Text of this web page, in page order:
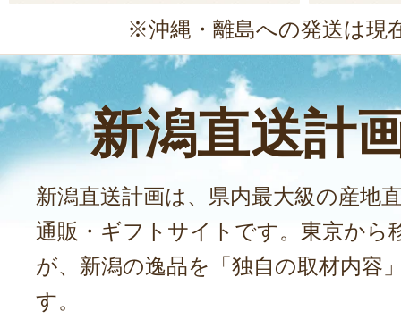
※沖縄・離島への発送は現
新潟直送計
新潟直送計画は、県内最大級の産地
通販・ギフトサイトです。東京から
が、新潟の逸品を「独自の取材内容
す。